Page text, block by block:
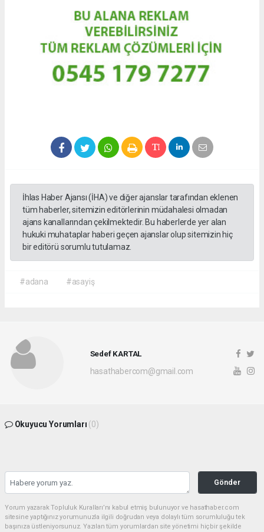
İhlas Haber Ajansı (İHA) ve diğer ajanslar tarafından eklenen
tüm haberler, sitemizin editörlerinin müdahalesi olmadan
ajans kanallarından çekilmektedir. Bu haberlerde yer alan
hukuki muhataplar haberi geçen ajanslar olup sitemizin hiç
bir editörü sorumlu tutulamaz.
#adana #asayiş
Sedef KARTAL
hasathabercom@gmail.com
Okuyucu Yorumları (0)
Gönder
Yorum yazarak Topluluk Kuralları’nı kabul etmiş bulunuyor ve hasathaber.com
sitesine yaptığınız yorumunuzla ilgili doğrudan veya dolaylı tüm sorumluluğu tek
başınıza üstleniyorsunuz. Yazılan tüm yorumlardan site yönetimi hiçbir şekilde